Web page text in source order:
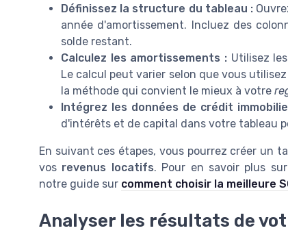
Définissez la structure du tableau :
année d'amortissement. Incluez des
solde restant.
Calculez les amortissements : Utilisez
Le calcul peut varier selon que vous
la méthode qui convient le mieux à votre
Intégrez les données de crédit
d'intérêts et de capital dans votre tableau
En suivant ces étapes, vous pourrez créer un
vos revenus locatifs. Pour en savoir plus
notre guide sur comment choisir la meilleure
Analyser les résultats de